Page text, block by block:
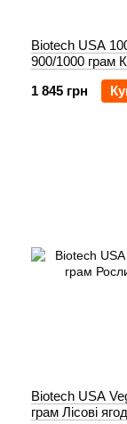
Biotech USA
900/1000 грам
1 845 грн
Biotech USA
грам Лісові